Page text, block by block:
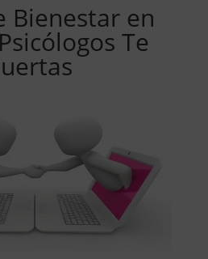
Bienestar en
Te